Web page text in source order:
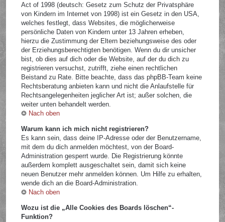
Act of 1998 (deutsch: Gesetz zum Schutz der Privatsphäre
von Kindern im Internet von 1998) ist ein Gesetz in den USA,
welches festlegt, dass Websites, die möglicherweise
persönliche Daten von Kindern unter 13 Jahren erheben,
hierzu die Zustimmung der Eltern beziehungsweise des oder
der Erziehungsberechtigten benötigen. Wenn du dir unsicher
bist, ob dies auf dich oder die Website, auf der du dich zu
registrieren versuchst, zutrifft, ziehe einen rechtlichen
Beistand zu Rate. Bitte beachte, dass das phpBB-Team keine
Rechtsberatung anbieten kann und nicht die Anlaufstelle für
Rechtsangelegenheiten jeglicher Art ist; außer solchen, die
weiter unten behandelt werden.
Nach oben
Warum kann ich mich nicht registrieren?
Es kann sein, dass deine IP-Adresse oder der Benutzername,
mit dem du dich anmelden möchtest, von der Board-
Administration gesperrt wurde. Die Registrierung könnte
außerdem komplett ausgeschaltet sein, damit sich keine
neuen Benutzer mehr anmelden können. Um Hilfe zu erhalten,
wende dich an die Board-Administration.
Nach oben
Wozu ist die „Alle Cookies des Boards löschen“-
Funktion?